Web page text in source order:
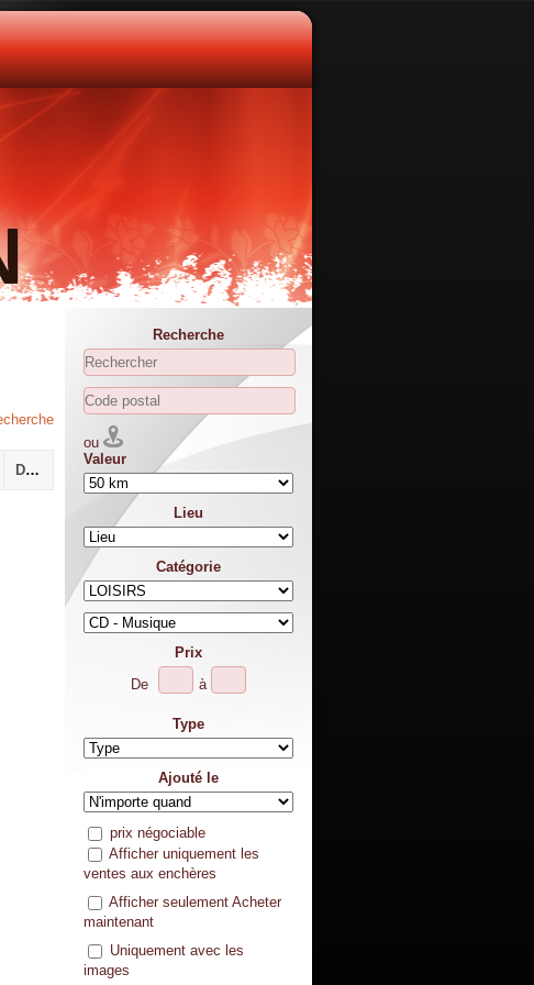
Distance
Recherche
ou
Valeur
Lieu
Catégorie
Prix
De
à
Type
Ajouté le
prix négociable
Afficher uniquement les
ventes aux enchères
Afficher seulement Acheter
maintenant
Uniquement avec les
images